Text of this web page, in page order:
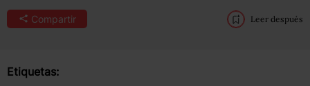
Compartir Leer después
Etiquetas: